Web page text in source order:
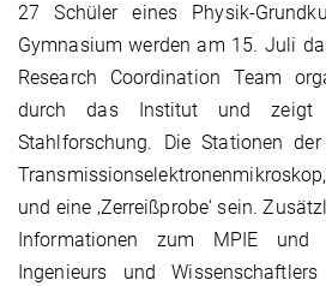
27 Schüler eines Physik-
Gymnasium werden am 15. Juli
Research Coordination Team
durch das Institut und zeigt
Stahlforschung. Die Stationen
und eine ‚Zerreißprobe‘ sein.
Informationen zum MPIE
Ingenieurs und